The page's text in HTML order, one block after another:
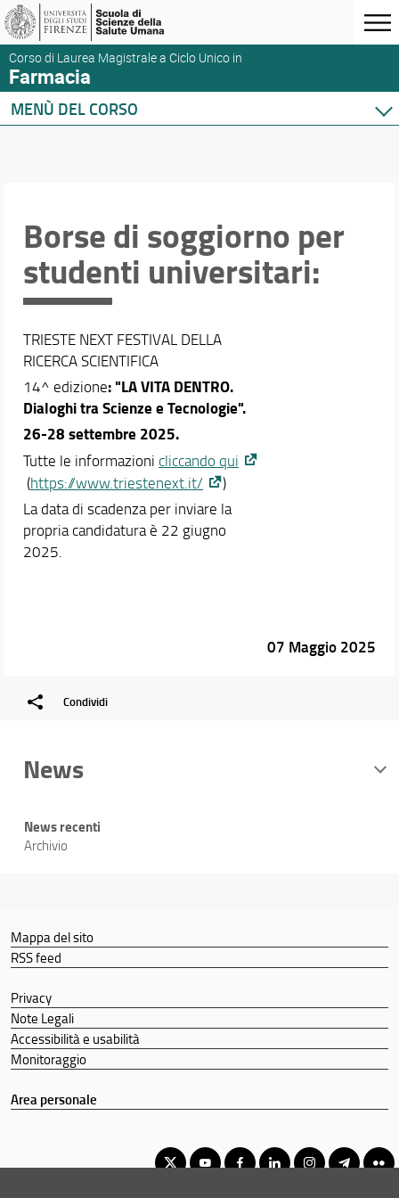
Corso di Laurea Magistrale a Ciclo Unico in
Farmacia
MENÙ DEL CORSO
Orario e calendari
Borse di soggiorno per
studenti universitari:
TRIESTE NEXT FESTIVAL DELLA
RICERCA SCIENTIFICA
14^ edizione: "LA VITA DENTRO.
Dialoghi tra Scienze e Tecnologie".
26-28 settembre 2025.
Tutte le informazioni cliccando qui
(https://www.triestenext.it/
)
La data di scadenza per inviare la
propria candidatura è 22 giugno
2025.
07 Maggio 2025
Condividi
News
News recenti
Archivio
Mappa del sito
RSS feed
Privacy
Note Legali
Accessibilità e usabilità
Monitoraggio
Area personale